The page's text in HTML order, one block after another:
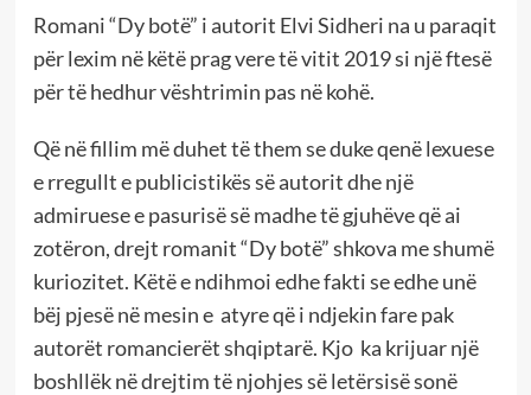
Romani “Dy botë” i autorit Elvi Sidheri na u paraqit
për lexim në këtë prag vere të vitit 2019 si një ftesë
për të hedhur vështrimin pas në kohë.
Që në fillim më duhet të them se duke qenë lexuese
e rregullt e publicistikës së autorit dhe një
admiruese e pasurisë së madhe të gjuhëve që ai
zotëron, drejt romanit “Dy botë” shkova me shumë
kuriozitet. Këtë e ndihmoi edhe fakti se edhe unë
bëj pjesë në mesin e atyre që i ndjekin fare pak
autorët romancierët shqiptarë. Kjo ka krijuar një
boshllëk në drejtim të njohjes së letërsisë sonë